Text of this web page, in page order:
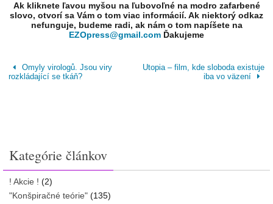
Ak kliknete ľavou myšou na ľubovoľné na modro zafarbené
slovo, otvorí sa Vám o tom viac informácií. Ak niektorý odkaz
nefunguje, budeme radi, ak nám o tom napíšete na
EZOpress@gmail.com Ďakujeme
Omyly virologů. Jsou viry
rozkládající se tkáň?
Utopia – film, kde sloboda existuje
iba vo väzení
Kategórie článkov
! Akcie ! (2)
"Konšpiračné teórie" (135)